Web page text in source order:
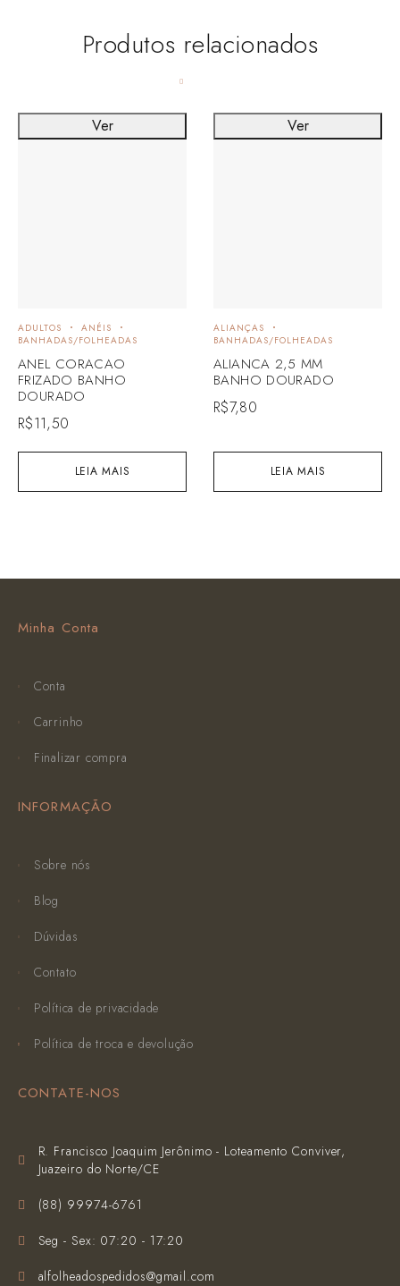
Produtos relacionados
LEIA MAIS
ADULTOS
ANÉIS
BANHADAS/FOLHEADAS
ANEL CORACAO
FRIZADO BANHO
DOURADO
R$11,50
Ver
LEIA MAIS
ALIANÇAS
BANHADAS/FOLHEADAS
ALIANCA 2,5 MM
BANHO DOURADO
R$7,80
Ver
Minha Conta
Conta
Carrinho
Finalizar compra
INFORMAÇÃO
Sobre nós
Blog
Dúvidas
Contato
Política de privacidade
Política de troca e devolução
CONTATE-NOS
R. Francisco Joaquim Jerônimo - Loteamento Conviver,
Juazeiro do Norte/CE
(‪88) 99974-6761‬
Seg - Sex: 07:20 - 17:20
alfolheadospedidos@gmail.com